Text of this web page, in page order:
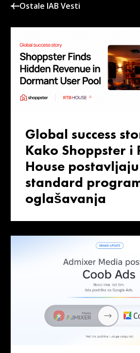
Ostale IAB Vesti
Global success
Kako Shoppster i
House postavljaju
standard
oglašavanja